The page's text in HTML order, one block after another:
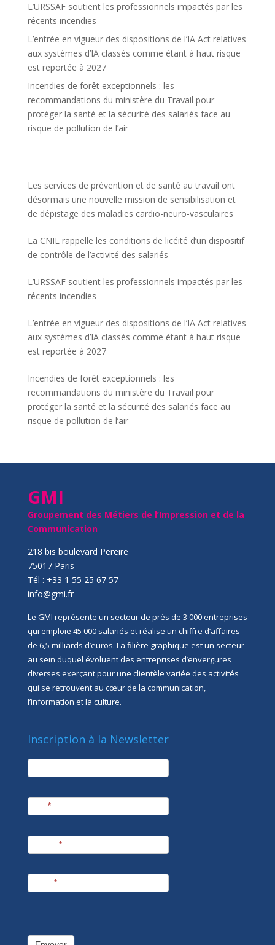
L’URSSAF soutient les professionnels impactés par les
récents incendies
L’entrée en vigueur des dispositions de l’IA Act relatives
aux systèmes d’IA classés comme étant à haut risque
est reportée à 2027
Incendies de forêt exceptionnels : les
recommandations du ministère du Travail pour
protéger la santé et la sécurité des salariés face au
risque de pollution de l’air
Les services de prévention et de santé au travail ont
désormais une nouvelle mission de sensibilisation et
de dépistage des maladies cardio-neuro-vasculaires
La CNIL rappelle les conditions de licéité d’un dispositif
de contrôle de l’activité des salariés
L’URSSAF soutient les professionnels impactés par les
récents incendies
L’entrée en vigueur des dispositions de l’IA Act relatives
aux systèmes d’IA classés comme étant à haut risque
est reportée à 2027
Incendies de forêt exceptionnels : les
recommandations du ministère du Travail pour
protéger la santé et la sécurité des salariés face au
risque de pollution de l’air
GMI
Groupement des Métiers de l’Impression et de la
Communication
218 bis boulevard Pereire
75017 Paris
Tél : +33 1 55 25 67 57
info@gmi.fr
Le GMI représente un secteur de près de 3 000 entreprises
qui emploie 45 000 salariés et réalise un chiffre d’affaires
de 6,5 milliards d’euros. La filière graphique est un secteur
au sein duquel évoluent des entreprises d’envergures
diverses exerçant pour une clientèle variée des activités
qui se retrouvent au cœur de la communication,
l’information et la culture.
Inscription à la Newsletter
newsletter
*
*
*